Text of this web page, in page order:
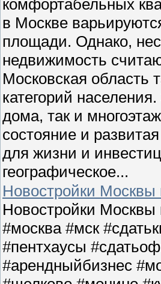
комфортабельных
в Москве
площади. Однако,
недвижимость
Московская область
категорий
дома, так и
состояние и
для жизни и
географическое...
Новостройки Москвы
Новостройки Москвы
#москва #мск
#пентхаусы
#арендныйбизнес